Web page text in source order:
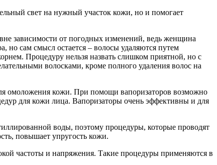
свет на нужный участок кожи, но и помогает
зависимости от погодных изменений, ведь женщина
но сам смысл остается – волосы удаляются путем
Процедуру нельзя назвать слишком приятной, но с
волосками, кроме полного удаления волос на
омоложения кожи. При помощи вапоризаторов возможно
для кожи лица. Вапоризаторы очень эффективны и для
воды, поэтому процедуры, которые проводят
повышает упругость кожи.
частоты и напряжения. Такие процедуры применяются в